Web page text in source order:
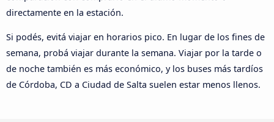
directamente en la estación.
Si podés, evitá viajar en horarios pico. En lugar de los fines de
semana, probá viajar durante la semana. Viajar por la tarde o
de noche también es más económico, y los buses más tardíos
de Córdoba, CD a Ciudad de Salta suelen estar menos llenos.